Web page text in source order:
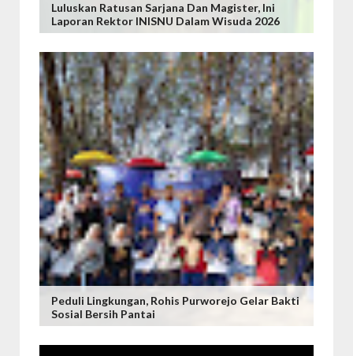
Luluskan Ratusan Sarjana Dan Magister, Ini
Laporan Rektor INISNU Dalam Wisuda 2026
Peduli Lingkungan, Rohis Purworejo Gelar Bakti
Sosial Bersih Pantai